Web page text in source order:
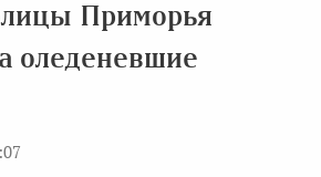
Приморья
оледеневшие